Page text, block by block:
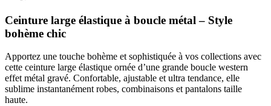
Ceinture large élastique à boucle métal – Style
bohème chic
Apportez une touche bohème et sophistiquée à vos collections avec
cette ceinture large élastique ornée d’une grande boucle western
effet métal gravé. Confortable, ajustable et ultra tendance, elle
sublime instantanément robes, combinaisons et pantalons taille
haute.